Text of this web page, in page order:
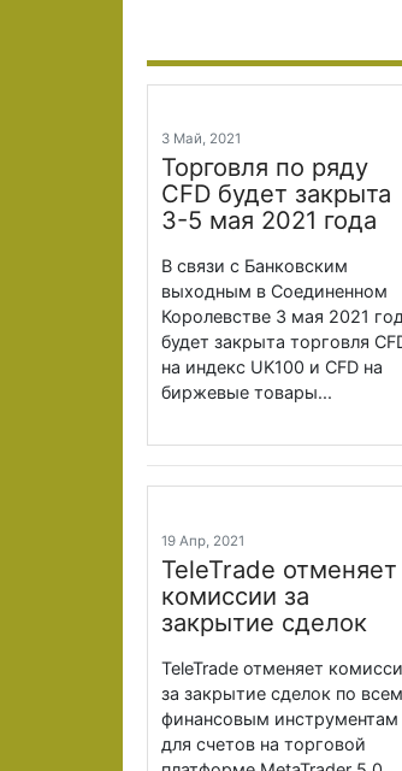
3 Май, 2021
Торговля по ряду
CFD будет закрыта
3-5 мая 2021 года
В связи с Банковским
выходным в Соединенном
Королевстве 3 мая 2021
будет закрыта торговля
на индекс UK100 и CFD на
биржевые товары...
19 Апр, 2021
TeleTrade отменяет
комиссии за
закрытие сделок
TeleTrade отменяет
за закрытие сделок по всем
финансовым инструментам
для счетов на торговой